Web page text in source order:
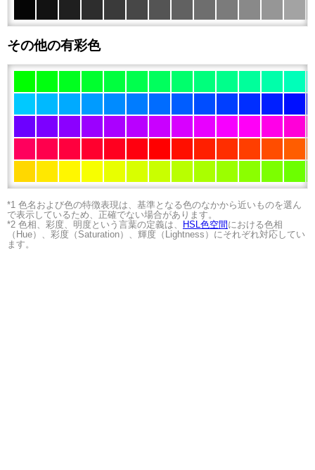
その他の有彩色
*1 色名および色の特徴表現は、基準となる色のなかから近いものを選ん
で表示しているため、正確でない場合があります。
*2 色相、彩度、明度という言葉の定義は、
HSL色空間 における色相
（Hue）、彩度（Saturation）、輝度（Lightness）にそれぞれ対応してい
ます。